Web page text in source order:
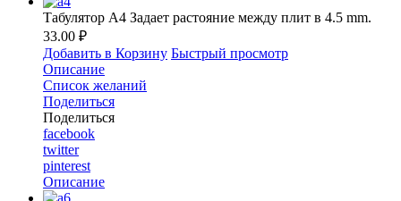
Табулятор A4 Задает растояние между плит в 4.5 mm.
33.00 ₽
Добавить в Корзину Быстрый просмотр
Описание
Список желаний
Поделиться
Поделиться
facebook
twitter
pinterest
Описание